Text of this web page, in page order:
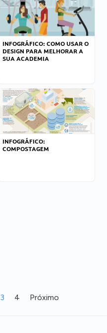
INFOGRÁFICO: COMO USAR O
DESIGN PARA MELHORAR A
SUA ACADEMIA
INFOGRÁFICO:
COMPOSTAGEM
3 4 Próximo